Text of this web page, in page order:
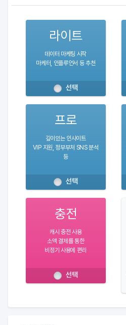
라이트
데이터 마케팅 시작
마케터, 인플루언서 등 추천
선택
프로
깊이있는 인사이트
VIP 지원, 정부부처 SNS 분석
등
선택
충전
캐시 충전 사용
소액 결제를 통한
비정기 사용에 편리
선택